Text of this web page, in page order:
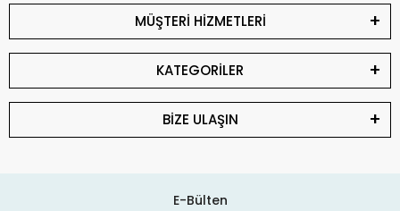
MÜŞTERİ HİZMETLERİ
KATEGORİLER
BİZE ULAŞIN
E-Bülten